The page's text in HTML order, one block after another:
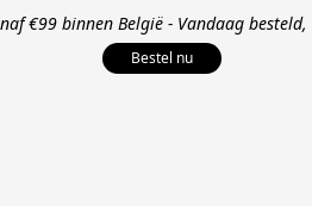
€99 binnen België - Vandaag
Bestel nu